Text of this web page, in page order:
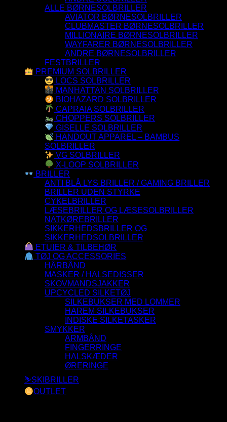
ALLE BØRNESOLBRILLER
AVIATOR BØRNESOLBRILLER
CLUBMASTER BØRNESOLBRILLER
MILLIONAIRE BØRNESOLBRILLER
WAYFARER BØRNESOLBRILLER
ANDRE BØRNESOLBRILLER
FESTBRILLER
PREMIUM SOLBRILLER
LOCS SOLBRILLER
MANHATTAN SOLBRILLER
BIOHAZARD SOLBRILLER
CAPRAIA SOLBRILLER
CHOPPERS SOLBRILLER
GISELLE SOLBRILLER
HANDOUT APPAREL – BAMBUS
SOLBRILLER
VG SOLBRILLER
X-LOOP SOLBRILLER
BRILLER
ANTI BLÅ LYS BRILLER / GAMING BRILLER
BRILLER UDEN STYRKE
CYKELBRILLER
LÆSEBRILLER OG LÆSESOLBRILLER
NATKØREBRILLER
SIKKERHEDSBRILLER OG
SIKKERHEDSOLBRILLER
ETUIER & TILBEHØR
TØJ OG ACCESSORIES
HÅRBÅND
MASKER / HALSEDISSER
SKOVMANDSJAKKER
UPCYCLED SILKETØJ
SILKEBUKSER MED LOMMER
HAREM SILKEBUKSER
INDISKE SILKETASKER
SMYKKER
ARMBÅND
FINGERRINGE
HALSKÆDER
ØRERINGE
⛷️SKIBRILLER
OUTLET